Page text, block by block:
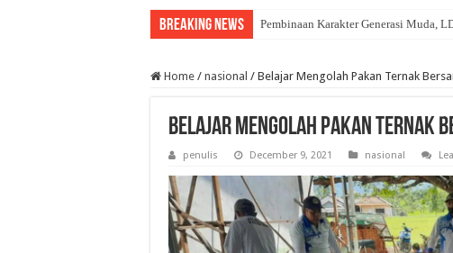
Breaking News Pembinaan Karakter Generasi Muda,
Home / nasional / Belajar Mengolah Pakan Ternak
Belajar Mengolah Pakan Ternak
penulis December 9, 2021 nasional